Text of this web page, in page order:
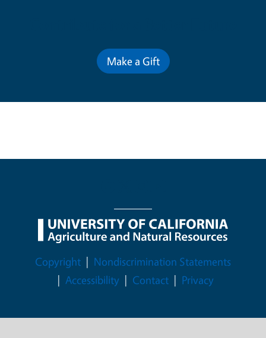
Make a Gift
Legal Menu
Copyright
Nondiscrimination Statements
Accessibility
Contact Privacy